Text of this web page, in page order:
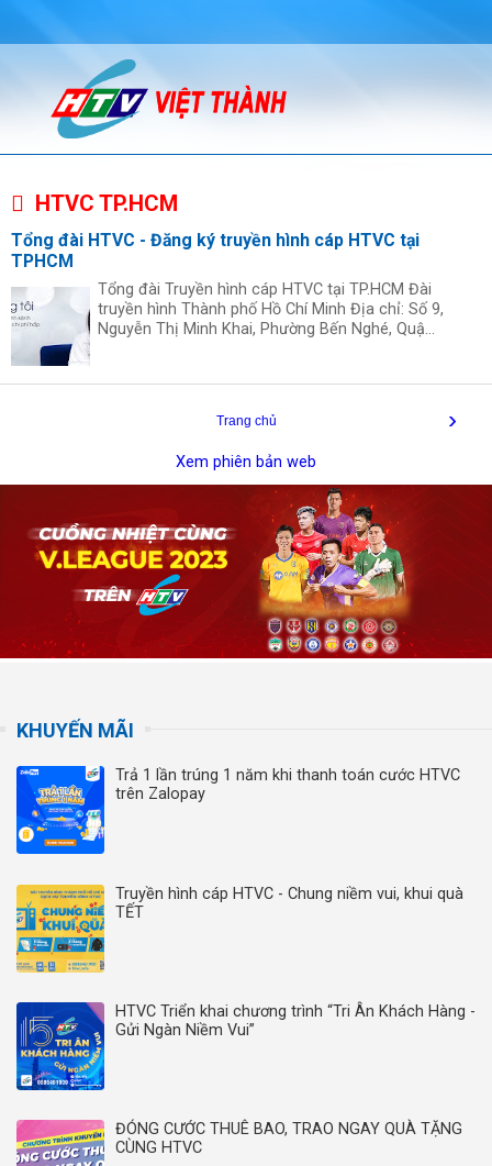
HTVC TP.HCM
Tổng đài HTVC - Đăng ký truyền hình cáp HTVC tại
TPHCM
Tổng đài Truyền hình cáp HTVC tại TP.HCM Đài
truyền hình Thành phố Hồ Chí Minh Địa chỉ: Số 9,
Nguyễn Thị Minh Khai, Phường Bến Nghé, Quậ...
›
Trang chủ
Xem phiên bản web
KHUYẾN MÃI
Trả 1 lần trúng 1 năm khi thanh toán cước HTVC
trên Zalopay
Truyền hình cáp HTVC - Chung niềm vui, khui quà
TẾT
HTVC Triển khai chương trình “Tri Ân Khách Hàng -
Gửi Ngàn Niềm Vui”
ĐÓNG CƯỚC THUÊ BAO, TRAO NGAY QUÀ TẶNG
CÙNG HTVC